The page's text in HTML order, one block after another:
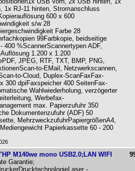
1x RJ-11 hinten, Stromanschluss
600 x 600
s/w 28
Farbe 28
99Farbkopie, beidseitige
400 %ScannerScannertypen ADF,
1.200 x 1.200
JPEG, RTF, TXT, BMP, PNG,
to-EMail, Netzwerkscannen,
to-Cloud, Duplex-ScanFaxFax-
300 dpiFaxspeicher 400 SeitenFax-
Wahlwiederholung, verzögerter
Werbefax-
max. Papierzufuhr 350
Dokumentenzufuhr (ADF) 50
MehrzweckzufuhrPapiergrößenA4,
Papierkassette 60 - 200
M140we mono USB2.0;LAN WIFI
Garantie;
-